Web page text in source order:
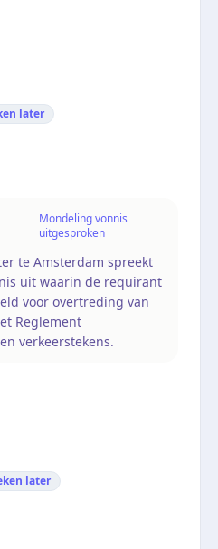
later
Mondeling vonnis
uitgesproken
te Amsterdam spreekt
uit waarin de requirant
voor overtreding van
Reglement
verkeerstekens.
later